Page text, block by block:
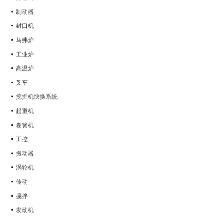
制动器
封口机
马弗炉
工业炉
高温炉
叉车
挖掘机快换系统
起重机
卷簧机
工控
振动器
涡轮机
传动
搅拌
发动机